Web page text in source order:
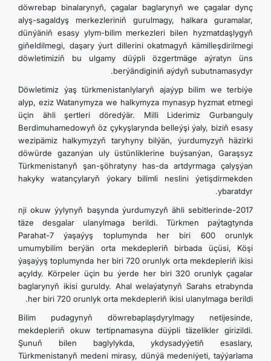
döwrebap binalarynyň, çagalar baglarynyň we çagalar dynç
alyş-sagaldyş merkezleriniň gurulmagy, halkara guramalar,
dünýäniň esasy ylym-bilim merkezleri bilen hyzmatdaşlygyň
giňeldilmegi, daşary ýurt dillerini okatmagyň kämilleşdirilmegi
döwletimiziň bu ulgamy düýpli özgertmäge aýratyn üns
berýändiginiň aýdyň subutnamasydyr.
Döwletimiz ýaş türkmenistanlylaryň ajaýyp bilim we terbiýe
alyp, eziz Watanymyza we halkymyza mynasyp hyzmat etmegi
üçin ähli şertleri döredýär. Milli Liderimiz Gurbanguly
Berdimuhamedowyň öz çykyşlarynda belleýşi ýaly, biziň esasy
wezipämiz halkymyzyň taryhyny bilýän, ýurdumyzyň häzirki
döwürde gazanýan uly üstünliklerine buýsanýan, Garaşsyz
Türkmenistanyň şan-şöhratyny has-da artdyrmaga çalyşýan
hakyky watançylaryň ýokary bilimli neslini ýetişdirmekden
ybaratdyr.
2017-nji okuw ýylynyň başynda ýurdumyzyň ähli sebitlerinde
täze desgalar ulanylmaga berildi. Türkmen paýtagtynda
Parahat-7 ýaşaýyş toplumynda her biri 600 orunlyk
umumybilim berýän orta mekdepleriň birbada üçüsi, Köşi
ýaşaýyş toplumynda her biri 720 orunlyk orta mekdepleriň ikisi
açyldy. Körpeler üçin bu ýerde her biri 320 orunlyk çagalar
baglarynyň ikisi guruldy. Ahal welaýatynyň Sarahs etrabynda
her biri 720 orunlyk orta mekdepleriň ikisi ulanylmaga berildi.
Bilim pudagynyň döwrebaplaşdyrylmagy netijesinde,
mekdepleriň okuw tertipnamasyna düýpli täzelikler girizildi.
Şunuň bilen baglylykda, ykdysadyýetiň esaslary,
Türkmenistanyň medeni mirasy, dünýä medeniýeti, taýýarlama